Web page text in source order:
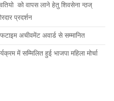
को वापस लाने हेतु शिवसेना न्ठज्
प्रदर्शन
अचीवमेंट अवार्ड से सम्मानित
में सम्मिलित हुई भाजपा महिला मोर्चा